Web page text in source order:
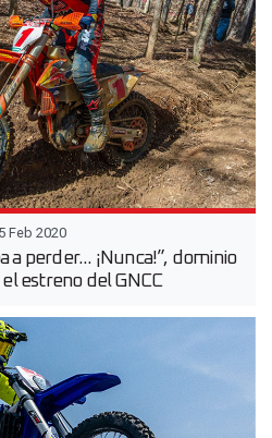
Feb 2020
a perder... ¡Nunca!”, dominio
estreno del GNCC